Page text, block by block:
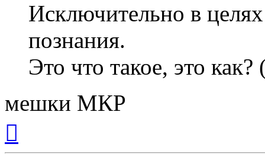
Исключительно в
познания.
Это что такое, это
мешки МКР
началу